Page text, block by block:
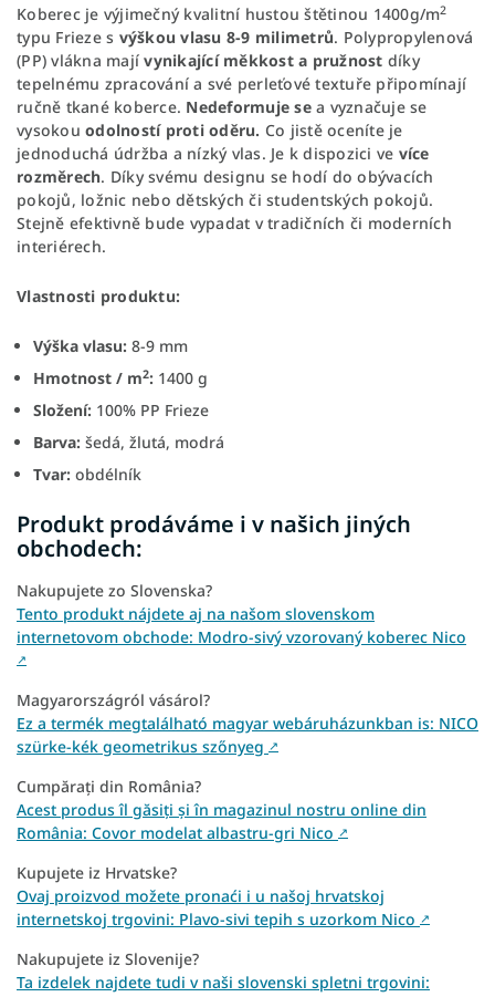
Koberec je výjimečný kvalitní hustou štětinou 1400g/m2
typu Frieze s výškou vlasu 8-9 milimetrů. Polypropylenová
(PP) vlákna majívynikající měkkost a pružnost díky
tepelnému zpracování a své perleťové textuře připomínají
ručně tkané koberce. Nedeformuje se a vyznačuje se
vysokou odolností proti oděru. Co jistě oceníte je
jednoduchá údržba a nízký vlas. Je k dispozici ve více
rozměrech. Díky svému designu se hodí do obývacích
pokojů, ložnic nebo dětských či studentských pokojů.
Stejně efektivně bude vypadat v tradičních či moderních
interiérech.
Vlastnosti produktu:
Výška vlasu: 8-9 mm
Hmotnost / m2: 1400 g
Složení: 100% PP Frieze
Barva: šedá, žlutá, modrá
Tvar: obdélník
Produkt prodáváme i v našich jiných
obchodech:
Nakupujete zo Slovenska?
Tento produkt nájdete aj na našom slovenskom
internetovom obchode: Modro-sivý vzorovaný koberec Nico
↗
Magyarországról vásárol?
Ez a termék megtalálható magyar webáruházunkban is: NICO
szürke-kék geometrikus szőnyeg ↗
Cumpărați din România?
Acest produs îl găsiți și în magazinul nostru online din
România: Covor modelat albastru-gri Nico ↗
Kupujete iz Hrvatske?
Ovaj proizvod možete pronaći i u našoj hrvatskoj
internetskoj trgovini: Plavo-sivi tepih s uzorkom Nico ↗
Nakupujete iz Slovenije?
Ta izdelek najdete tudi v naši slovenski spletni trgovini: